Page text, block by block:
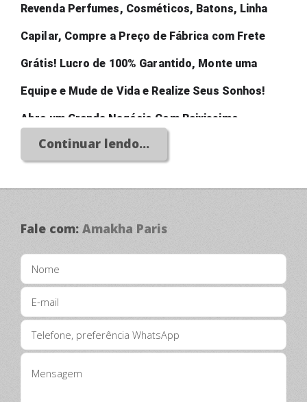
Revenda Perfumes, Cosméticos, Batons, Linha
Capilar, Compre a Preço de Fábrica com Frete
Grátis! Lucro de 100% Garantido, Monte uma
Equipe e Mude de Vida e Realize Seus Sonhos!
Abra um Grande Negócio Com Baixissimo
Investimento!
Continuar lendo...
Fale com: Amakha Paris